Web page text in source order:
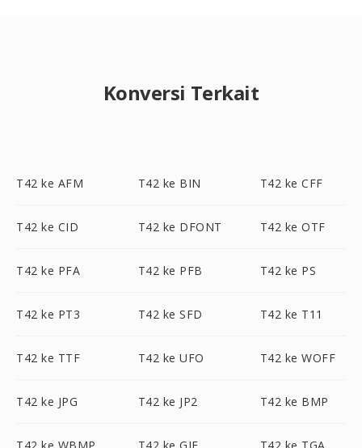
Konversi Terkait
T42 ke AFM T42 ke BIN T42 ke CFF
T42 ke CID T42 ke DFONT T42 ke OTF
T42 ke PFA T42 ke PFB T42 ke PS
T42 ke PT3 T42 ke SFD T42 ke T11
T42 ke TTF T42 ke UFO T42 ke WOFF
T42 ke JPG T42 ke JP2 T42 ke BMP